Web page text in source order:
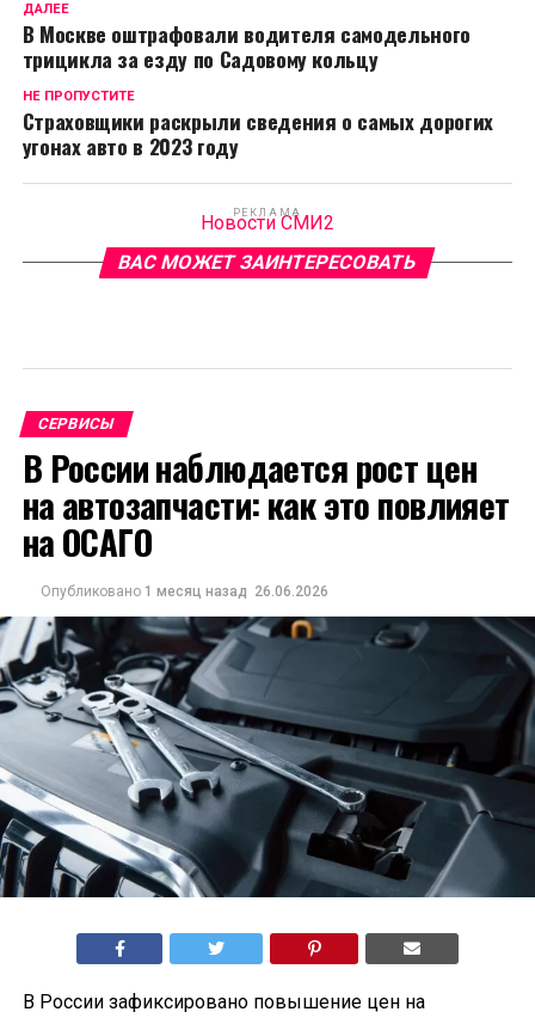
ДАЛЕЕ
В Москве оштрафовали водителя самодельного
трицикла за езду по Садовому кольцу
НЕ ПРОПУСТИТЕ
Страховщики раскрыли сведения о самых дорогих
угонах авто в 2023 году
РЕКЛАМА
Новости СМИ2
ВАС МОЖЕТ ЗАИНТЕРЕСОВАТЬ
СЕРВИСЫ
В России наблюдается рост цен
на автозапчасти: как это повлияет
на ОСАГО
Опубликовано 1 месяц назад 26.06.2026
В России зафиксировано повышение цен на